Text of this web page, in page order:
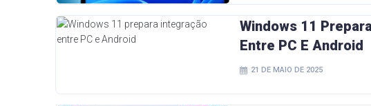
Windows 11
Entre PC E Android
21 DE MAIO DE 2025